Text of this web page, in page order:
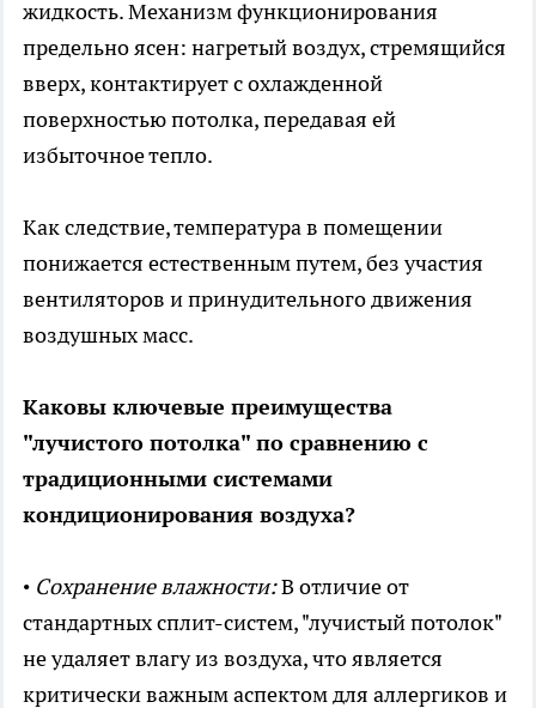
жидкость. Механизм функционирования
предельно ясен: нагретый воздух, стремящийся
вверх, контактирует с охлажденной
поверхностью потолка, передавая ей
избыточное тепло.
Как следствие, температура в помещении
понижается естественным путем, без участия
вентиляторов и принудительного движения
воздушных масс.
Каковы ключевые преимущества
"лучистого потолка" по сравнению с
традиционными системами
кондиционирования воздуха?
• Сохранение влажности:В отличие от
стандартных сплит-систем, "лучистый потолок"
не удаляет влагу из воздуха, что является
критически важным аспектом для аллергиков и